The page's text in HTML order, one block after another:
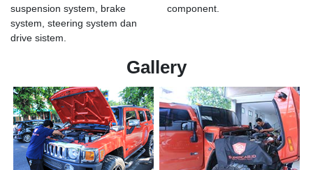
suspension system, brake
system, steering system dan
drive sistem.
component.
Gallery